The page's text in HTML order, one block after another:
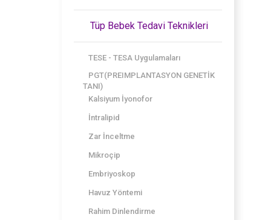
Tüp Bebek Tedavi Teknikleri
TESE - TESA Uygulamaları
PGT(PREIMPLANTASYON GENETİK
TANI)
Kalsiyum İyonofor
İntralipid
Zar İnceltme
Mikroçip
Embriyoskop
Havuz Yöntemi
Rahim Dinlendirme